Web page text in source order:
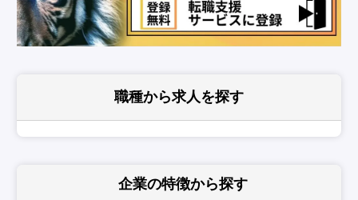
職種から求人を探す
企業の特徴から探す